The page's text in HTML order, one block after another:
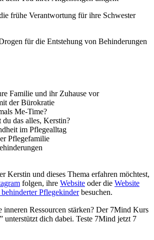
frühe Verantwortung für ihre Schwester
für die Entstehung von Behinderungen
Familie und ihr Zuhause vor
der Bürokratie
Me-Time?
du das alles, Kerstin?
im Pflegealltag
Pflegefamilie
Kerstin und dieses Thema erfahren möchtest,
folgen, ihre Website oder die Website
Pflegekinderbesuchen.
Ressourcen stärken? Der 7Mind Kurs
” unterstützt dich dabei. Teste 7Mind jetzt 7